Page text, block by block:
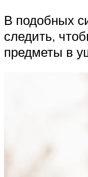
В подобных
следить,
предметы в